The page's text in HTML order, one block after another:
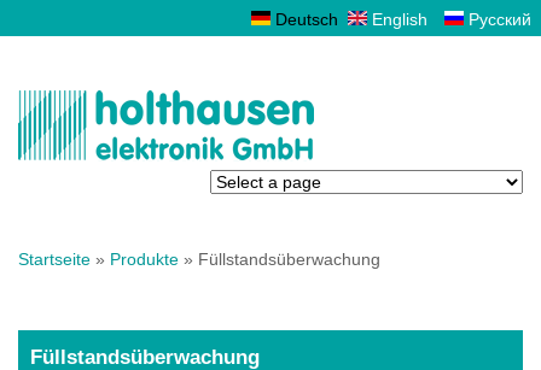
Deutsch English Русский
Sie sind hier
Startseite » Produkte » Füllstandsüberwachung
Füllstandsüberwachung